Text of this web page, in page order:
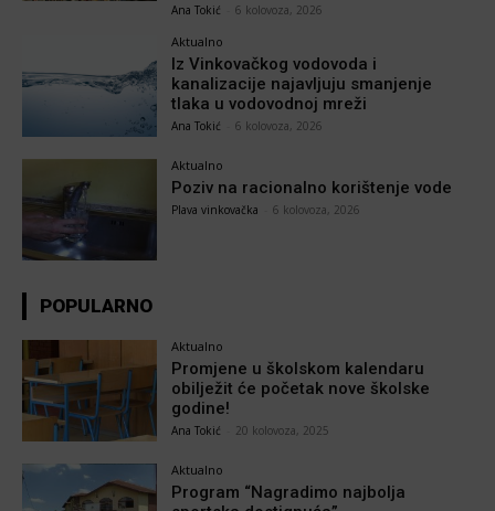
Ana Tokić 6 kolovoza, 2026
Aktualno
Iz Vinkovačkog vodovoda i
kanalizacije najavljuju smanjenje
tlaka u vodovodnoj mreži
Ana Tokić 6 kolovoza, 2026
Aktualno
Poziv na racionalno korištenje vode
Plava vinkovačka 6 kolovoza, 2026
POPULARNO
Aktualno
Promjene u školskom kalendaru
obilježit će početak nove školske
godine!
Ana Tokić 20 kolovoza, 2025
Aktualno
Program “Nagradimo najbolja